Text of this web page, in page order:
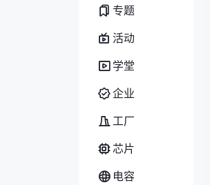
专题
活动
学堂
企业
工厂
芯片
电容